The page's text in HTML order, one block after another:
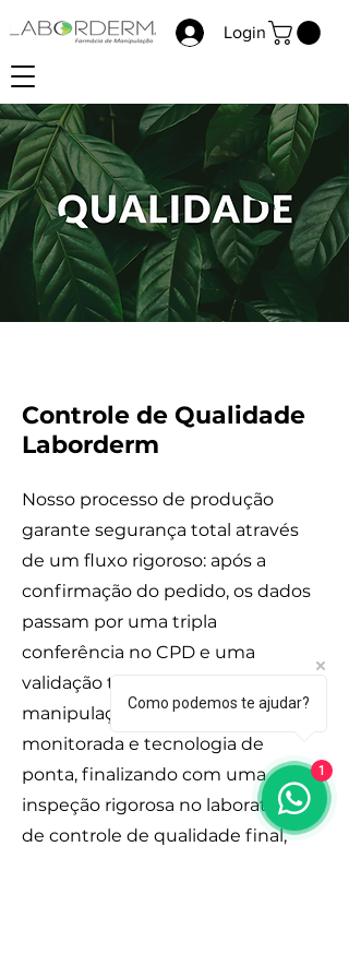
Login
Controle de Qualidade
Laborderm
Nosso processo de produção
garante segurança total através
de um fluxo rigoroso: após a
confirmação do pedido, os dados
passam por uma tripla
conferência no CPD e uma
validação técnica farmacêutica. A
manipulação utiliza pesagem
monitorada e tecnologia de
ponta, finalizando com uma
inspeção rigorosa no laboratório
de controle de qualidade final,
Como podemos te ajudar?
1